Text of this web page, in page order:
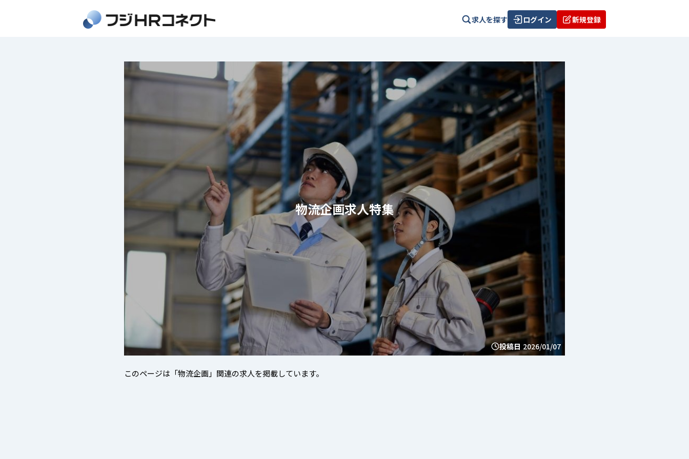
求人を探す ログイン 新規登録
物流企画求人特集
投稿日 2026/01/07
このページは「物流企画」関連の求人を掲載しています。